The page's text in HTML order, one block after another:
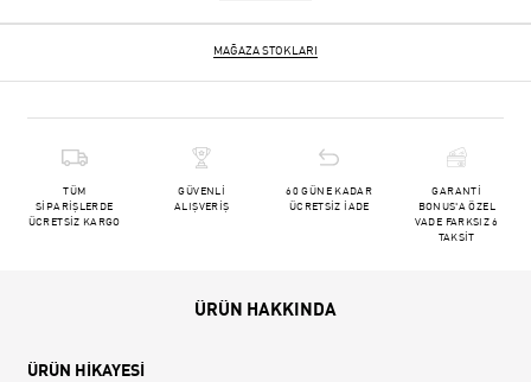
MAĞAZA STOKLARI
TÜM
SİPARİŞLERDE
ÜCRETSİZ KARGO
GÜVENLİ
ALIŞVERİŞ
60 GÜNE KADAR
ÜCRETSİZ İADE
GARANTİ
BONUS'A ÖZEL
VADE FARKSIZ 6
TAKSİT
ÜRÜN HAKKINDA
ÜRÜN HİKAYESİ